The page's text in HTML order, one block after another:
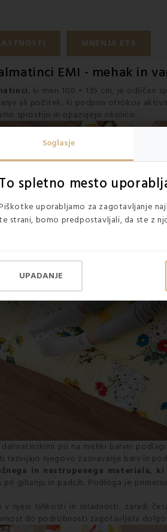
Soglasje
To spletno mesto
uporabljamo za zagotavljanje
strani, bomo predpostavljali, da ste z
UPADANJE
MNENJA ETS
EMI - mehak in
, ki meri 100 × 135 cm, je odličen
ali počitek, ki podpira otrokov
sprostijo in opazujejo okolico.
dalmatinskimi psi na mehki barvni
razvijajo njegovo zaznavanje barv in
in nestrupenega materiala, ki
gibanju in padcih. Podloga je
njeni lahkosti in skladnosti, zaradi
do podrobnosti zagotavljata